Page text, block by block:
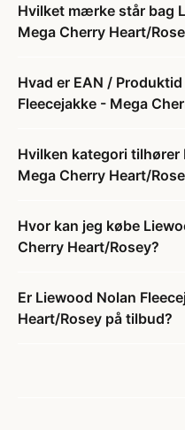
Hvilket mærke står bag
Mega Cherry Heart/
Hvad er EAN /
Fleecejakke - Mega
Hvilken kategori tilhører
Mega Cherry Heart/
Hvor kan jeg købe
Cherry Heart/Rosey?
Er Liewood Nolan
Heart/Rosey på tilbud?